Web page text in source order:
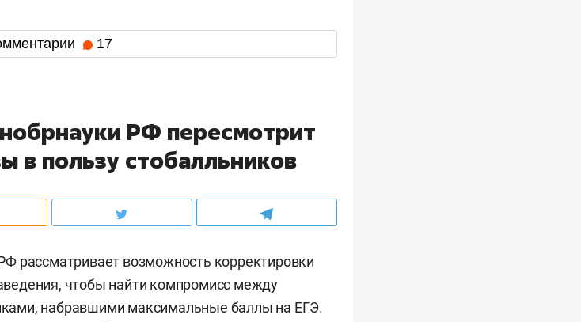
17
РФ пересмотрит
в пользу стобалльников
рассматривает возможность корректировки
чтобы найти компромисс между
набравшими максимальные баллы на ЕГЭ.